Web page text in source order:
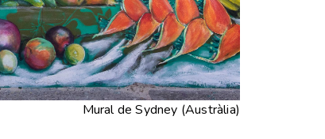
Mural de Sydney (Austràlia)